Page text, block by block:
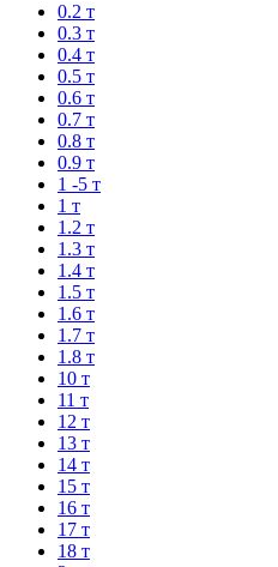
0.2 т
0.3 т
0.4 т
0.5 т
0.6 т
0.7 т
0.8 т
0.9 т
1 -5 т
1 т
1.2 т
1.3 т
1.4 т
1.5 т
1.6 т
1.7 т
1.8 т
10 т
11 т
12 т
13 т
14 т
15 т
16 т
17 т
18 т